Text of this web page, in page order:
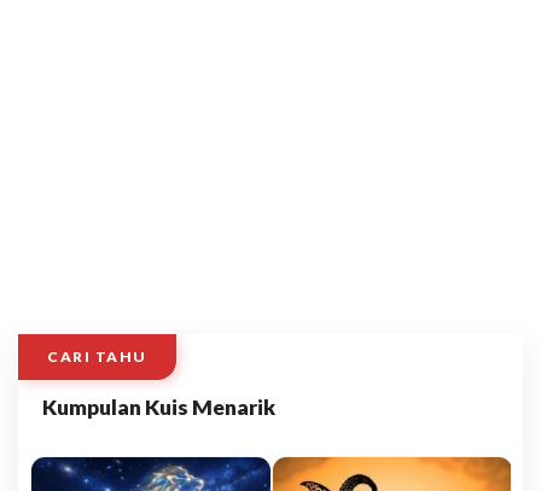
CARI TAHU
Kumpulan Kuis Menarik